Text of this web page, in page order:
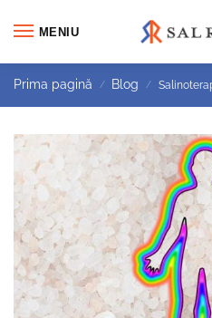
MENIU
Prima pagină / Blog /